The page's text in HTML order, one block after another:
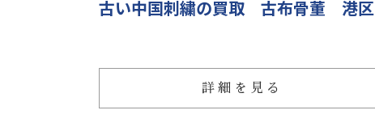
古い中国刺繍の買取 古布骨董 港区
詳細を見る